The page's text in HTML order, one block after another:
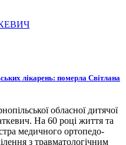
лікарень: померла Світлана
обласної дитячої
На 60 році життя та
медичного ортопедо-
з травматологічним